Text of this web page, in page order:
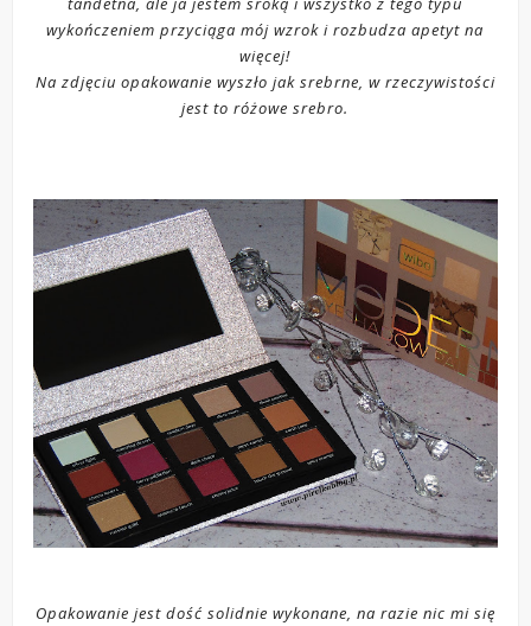
wykończeniem przyciąga mój wzrok i rozbudza apetyt na
więcej!
Na zdjęciu opakowanie wyszło jak srebrne, w rzeczywistości
jest to różowe srebro.
Opakowanie jest dość solidnie wykonane, na razie nic mi się